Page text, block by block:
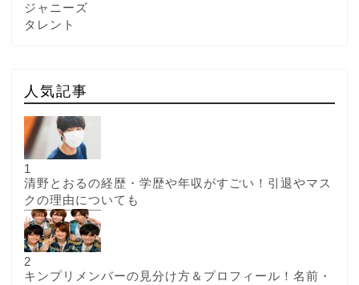
ジャニーズ
タレント
人気記事
1
清野とおるの経歴・学歴や年収がすごい！引退やマス
クの理由についても
2
キンプリメンバーの見分け方＆プロフィール！名前・